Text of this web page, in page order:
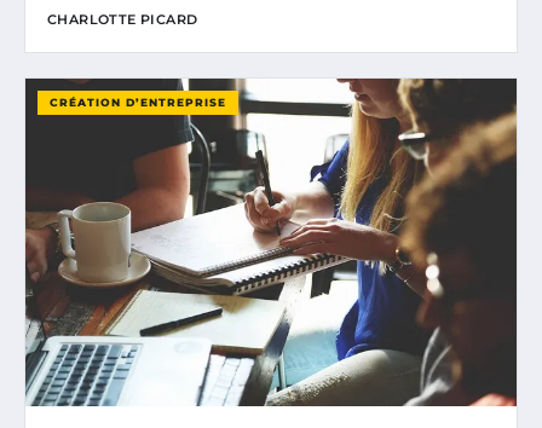
CHARLOTTE PICARD
CRÉATION D’ENTREPRISE